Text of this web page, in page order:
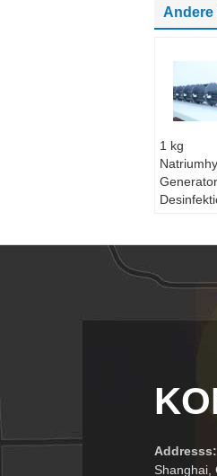
1 kg
Addresss:
Shanghai,